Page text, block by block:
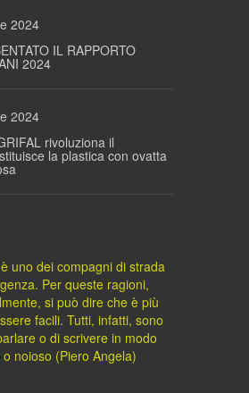
2024
IL RAPPORTO
2024
2024
rivoluziona il
la plastica con ovatta
è uno dei compagni di strada
Per queste ragioni,
si può dire che è più
facili. Tutti, infatti, sono
o di scrivere in modo
noioso (Piero Angela)